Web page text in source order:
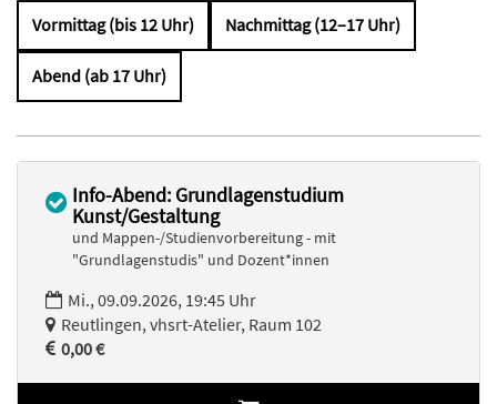
Vormittag (bis 12 Uhr) Nachmittag (12–17 Uhr)
Abend (ab 17 Uhr)
Info-Abend: Grundlagenstudium
Kunst/Gestaltung
und Mappen-/Studienvorbereitung - mit
"Grundlagenstudis" und Dozent*innen
Mi., 09.09.2026, 19:45 Uhr
Reutlingen, vhsrt-Atelier, Raum 102
0,00 €